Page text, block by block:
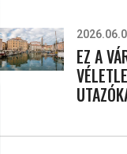
EZ A